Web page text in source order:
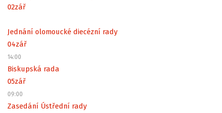
02zář
Jednání olomoucké diecézní rady
04zář
14:00
Biskupská rada
05zář
09:00
Zasedání Ústřední rady